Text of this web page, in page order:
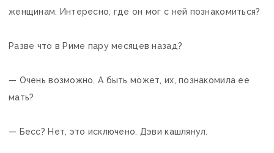
женщинам. Интересно, где он мог с ней познакомиться?
Разве что в Риме пару месяцев назад?
— Очень возможно. А быть может, их, познакомила ее
мать?
— Бесс? Нет, это исключено. Дэви кашлянул.